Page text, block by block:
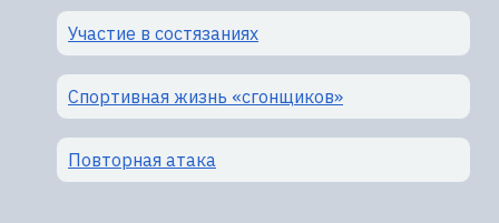
Участие в состязаниях
Спортивная жизнь «сгонщиков»
Повторная атака